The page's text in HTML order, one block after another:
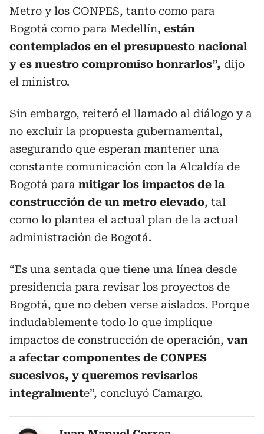
Metro y los CONPES, tanto como para
Bogotá como para Medellín, están
contemplados en el presupuesto nacional
y es nuestro compromiso honrarlos”, dijo
el ministro.
Sin embargo, reiteró el llamado al diálogo y a
no excluir la propuesta gubernamental,
asegurando que esperan mantener una
constante comunicación con la Alcaldía de
Bogotá para mitigar los impactos de la
construcción de un metro elevado, tal
como lo plantea el actual plan de la actual
administración de Bogotá.
“Es una sentada que tiene una línea desde
presidencia para revisar los proyectos de
Bogotá, que no deben verse aislados. Porque
indudablemente todo lo que implique
impactos de construcción de operación, van
a afectar componentes de CONPES
sucesivos, y queremos revisarlos
integralmente”, concluyó Camargo.